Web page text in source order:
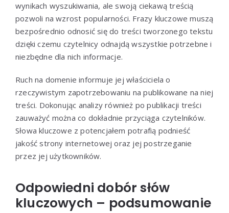
wynikach wyszukiwania, ale swoją ciekawą treścią
pozwoli na wzrost popularności. Frazy kluczowe muszą
bezpośrednio odnosić się do treści tworzonego tekstu
dzięki czemu czytelnicy odnajdą wszystkie potrzebne i
niezbędne dla nich informacje.
Ruch na domenie informuje jej właściciela o
rzeczywistym zapotrzebowaniu na publikowane na niej
treści. Dokonując analizy również po publikacji treści
zauważyć można co dokładnie przyciąga czytelników.
Słowa kluczowe z potencjałem potrafią podnieść
jakość strony internetowej oraz jej postrzeganie
przez jej użytkowników.
Odpowiedni dobór słów
kluczowych – podsumowanie